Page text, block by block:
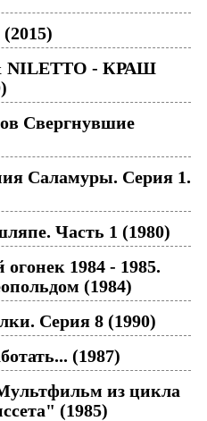
NILETTO - КРАШ
Свергнувшие
Саламуры. Серия 1.
Часть 1 (1980)
1984 - 1985.
(1984)
Серия 8 (1990)
(1987)
из цикла
(1985)